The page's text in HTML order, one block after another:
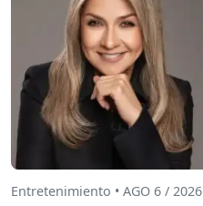
Entretenimiento • AGO 6 / 2026